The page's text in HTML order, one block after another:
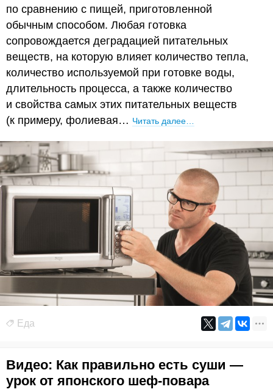
по сравнению с пищей, приготовленной
обычным способом. Любая готовка
сопровождается деградацией питательных
веществ, на которую влияет количество тепла,
количество используемой при готовке воды,
длительность процесса, а также количество
и свойства самых этих питательных веществ
(к примеру, фолиевая… Читать далее…
Еда
Видео: Как правильно есть суши —
урок от японского шеф-повара